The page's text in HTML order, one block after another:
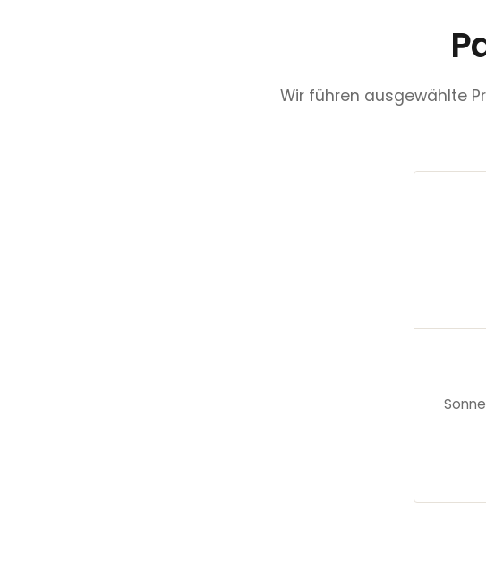
Wir führen ausgewählte